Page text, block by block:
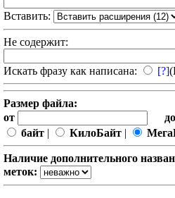
Вставить:
Не содержит:
Искать фразу как написана: [?]
Размер файла:
от
до
байт | КилоБайт |
Наличие дополнительного
меток: